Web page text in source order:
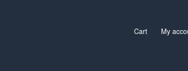
Cart My